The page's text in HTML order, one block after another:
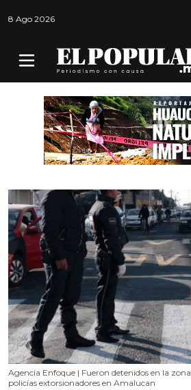
8 Ago 2026
Agencia Enfoque | Fueron detenidos en la
policías extorsionadores en Amalucan